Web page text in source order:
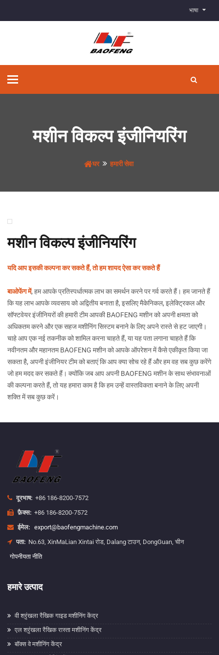
भाषा
टॉगल
मशीन विकल्प इंजीनियरिंग
घर हमारी सेवा
मशीन विकल्प इंजीनियरिंग
यदि आप इसकी कल्पना कर सकते हैं, तो हम शायद ऐसा कर सकते हैं
बाओफेंग में, हम आपके प्रतिस्पर्धात्मक लाभ का समर्थन करने पर गर्व करते हैं। हम जानते हैं
कि यह लाभ आपके व्यवसाय को अद्वितीय बनाता है, इसलिए मैकेनिकल, इलेक्ट्रिकल और
सॉफ्टवेयर इंजीनियरों की हमारी टीम आपकी BAOFENG मशीन को अपनी क्षमता को
अधिकतम करने और एक सहज मशीनिंग सिस्टम बनाने के लिए अपने रास्ते से हट जाएगी।
चाहे आप एक नई तकनीक को शामिल करना चाहते हैं, या यह पता लगाना चाहते हैं कि
नवीनतम और महानतम BAOFENG मशीन को आपके ऑपरेशन में कैसे एकीकृत किया जा
सकता है, अपनी इंजीनियर टीम को बताएं कि आप क्या सोच रहे हैं और हम वह सब कुछ करेंगे
जो हम मदद कर सकते हैं। क्योंकि जब आप अपनी BAOFENG मशीन के साथ संभावनाओं
की कल्पना करते हैं, तो यह हमारा काम है कि हम उन्हें वास्तविकता बनाने के लिए अपनी
शक्ति में सब कुछ करें।
दूरभाष: +86 186-8200-7572
फ़ैक्स: +86 186-8200-7572
ईमेल: export@baofengmachine.com
पता: No.63, XinMaLian Xintai रोड, Dalang टाउन, DongGuan, चीन
गोपनीयता नीति
हमारे उत्पाद
वी श्रृंखला रैखिक गाइड मशीनिंग केंद्र
एल श्रृंखला रैखिक रास्ता मशीनिंग केंद्र
बॉक्स वे मशीनिंग केंद्र